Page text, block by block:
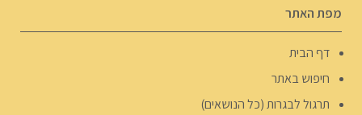
מפת האתר
דף הבית
חיפוש באתר
תרגול לבגרות (כל הנושאים)